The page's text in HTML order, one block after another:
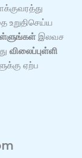
உறுதிசெய்ய
இலவச
விலைப்புள்ளி
ஏற்ப